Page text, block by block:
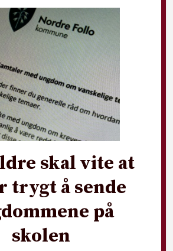
skal vite at
trygt å sende
på
skolen